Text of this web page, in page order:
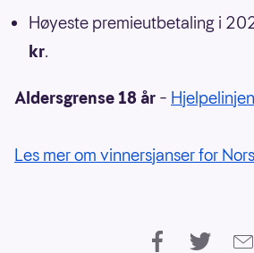
Høyeste premieutbetaling i
kr.
Aldersgrense 18 år –
Les mer om vinnersjanser for